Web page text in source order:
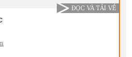
ĐỌC VÀ TẢI VỀ